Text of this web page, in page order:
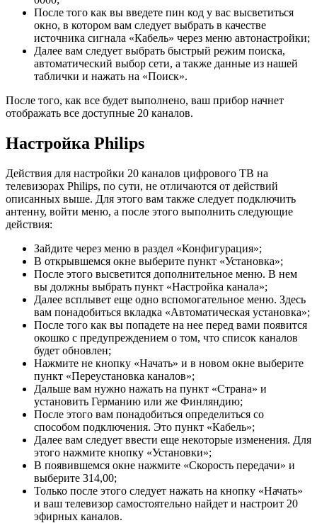
После того как вы введете пин код у вас высветиться
окно, в котором вам следует выбрать в качестве
источника сигнала «Кабель» через меню автонастройки;
Далее вам следует выбрать быстрый режим поиска,
автоматический выбор сети, а также данные из нашей
таблички и нажать на «Поиск».
После того, как все будет выполнено, ваш прибор начнет
отображать все доступные 20 каналов.
Настройка Philips
Действия для настройки 20 каналов цифрового ТВ на
телевизорах Philips, по сути, не отличаются от действий
описанных выше. Для этого вам также следует подключить
антенну, войти меню, а после этого выполнить следующие
действия:
Зайдите через меню в раздел «Конфигурация»;
В открывшемся окне выберите пункт «Установка»;
После этого высветится дополнительное меню. В нем
вы должны выбрать пункт «Настройка канала»;
Далее всплывет еще одно вспомогательное меню. Здесь
вам понадобиться вкладка «Автоматическая установка»;
После того как вы попадете на нее перед вами появится
окошко с предупреждением о том, что список каналов
будет обновлен;
Нажмите не кнопку «Начать» и в новом окне выберите
пункт «Переустановка каналов»;
Дальше вам нужно нажать на пункт «Страна» и
установить Германию или же Финляндию;
После этого вам понадобиться определиться со
способом подключения. Это пункт «Кабель»;
Далее вам следует ввести еще некоторые изменения. Для
этого нажмите кнопку «Установки»;
В появившемся окне нажмите «Скорость передачи» и
выберите 314,00;
Только после этого следует нажать на кнопку «Начать»
и ваш телевизор самостоятельно найдет и настроит 20
эфирных каналов.